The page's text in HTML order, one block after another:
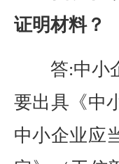
证明材料？
答:中小企
要出具《中
中小企业应